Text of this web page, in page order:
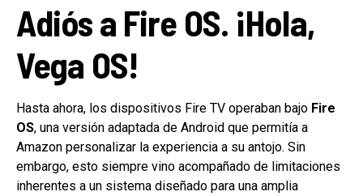
Adiós a Fire OS. ¡Hola,
Vega OS!
Hasta ahora, los dispositivos Fire TV operaban bajo Fire
OS, una versión adaptada de Android que permitía a
Amazon personalizar la experiencia a su antojo. Sin
embargo, esto siempre vino acompañado de limitaciones
inherentes a un sistema diseñado para una amplia